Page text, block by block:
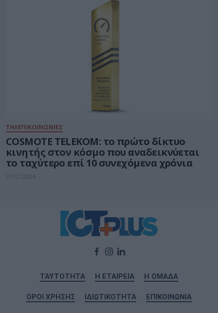
ΤΗΛΕΠΙΚΟΙΝΩΝΙΕΣ
COSMOTE TELEKOM: το πρώτο δίκτυο
κινητής στον κόσμο που αναδεικνύεται
το ταχύτερο επί 10 συνεχόμενα χρόνια
27.07.2026
ΤΑΥΤΟΤΗΤΑ Η ΕΤΑΙΡΕΙΑ Η ΟΜΑΔΑ
ΟΡΟΙ ΧΡΗΣΗΣ ΙΔΙΩΤΙΚΟΤΗΤΑ ΕΠΙΚΟΙΝΩΝΙΑ